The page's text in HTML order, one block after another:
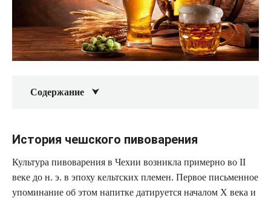
Содержание
История чешского пивоварения
Культура пивоварения в Чехии возникла примерно во II
веке до н. э. в эпоху кельтских племен. Первое письменное
упоминание об этом напитке датируется началом X века и